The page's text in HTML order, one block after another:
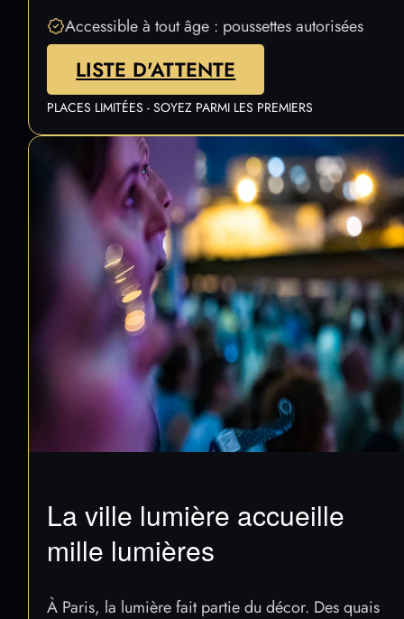
intérieur et émerveillera vos enfants.
Accessible à tout âge : poussettes autorisées
LISTE D'ATTENTE
PLACES LIMITÉES - SOYEZ PARMI LES PREMIERS
La ville lumière accueille
mille lumières